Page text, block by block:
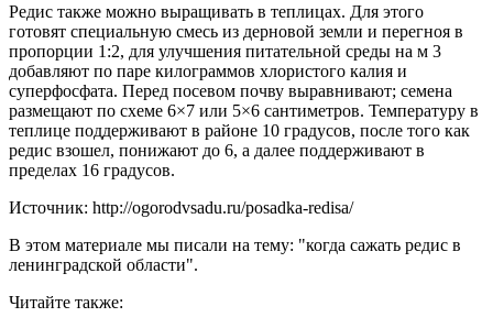
Редис также можно выращивать в теплицах. Для этого
готовят специальную смесь из дерновой земли и перегноя в
пропорции 1:2, для улучшения питательной среды на м 3
добавляют по паре килограммов хлористого калия и
суперфосфата. Перед посевом почву выравнивают; семена
размещают по схеме 6×7 или 5×6 сантиметров. Температуру в
теплице поддерживают в районе 10 градусов, после того как
редис взошел, понижают до 6, а далее поддерживают в
пределах 16 градусов.
Источник: http://ogorodvsadu.ru/posadka-redisa/
В этом материале мы писали на тему: "когда сажать редис в
ленинградской области".
Читайте также: